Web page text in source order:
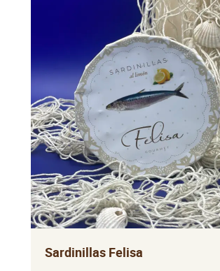
Sardinillas Felisa